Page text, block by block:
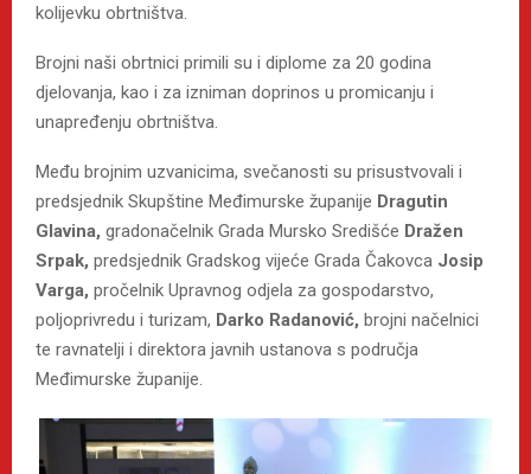
kolijevku obrtništva.
Brojni naši obrtnici primili su i diplome za 20 godina
djelovanja, kao i za izniman doprinos u promicanju i
unapređenju obrtništva.
Među brojnim uzvanicima, svečanosti su prisustvovali i
predsjednik Skupštine Međimurske županije Dragutin
Glavina, gradonačelnik Grada Mursko Središće Dražen
Srpak, predsjednik Gradskog vijeće Grada Čakovca Josip
Varga, pročelnik Upravnog odjela za gospodarstvo,
poljoprivredu i turizam, Darko Radanović, brojni načelnici
te ravnatelji i direktora javnih ustanova s područja
Međimurske županije.